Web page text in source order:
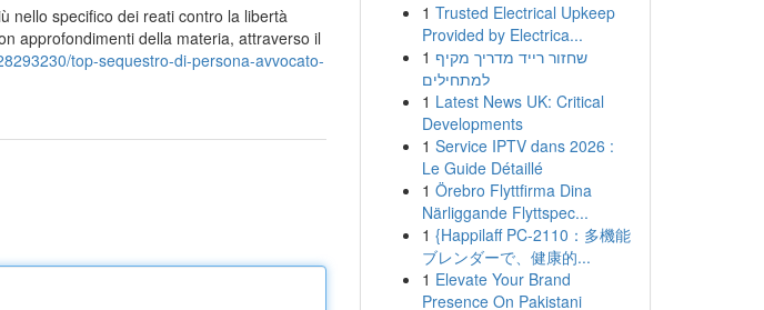
nello specifico dei reati contro la libertà
approfondimenti della materia, attraverso il
top-sequestro-di-persona-avvocato-
1 Trusted Electrical Upkeep
Provided by Electrica...
1 שחזור רייד מדריך מקיף
למתחילים
1 Latest News UK: Critical
Developments
1 Service IPTV dans 2026 :
Le Guide Détaillé
1 Örebro Flyttfirma Dina
Närliggande Flyttspec...
1 {Happilaff PC-2110：多機能
ブレンダーで、健康的...
1 Elevate Your Brand
Presence On Pakistani